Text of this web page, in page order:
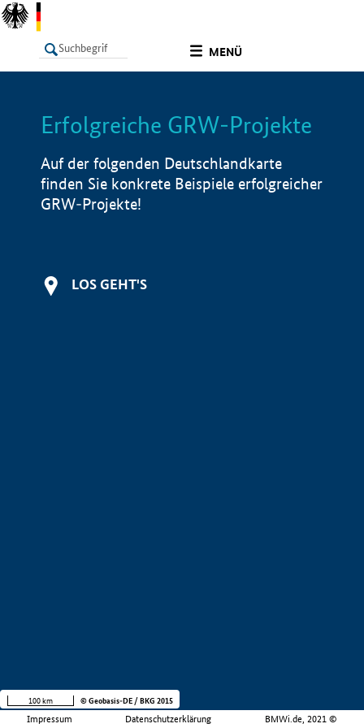
MENÜ
LISTE Info
Erfolgreiche GRW-Projekte
Auf der folgenden Deutschlandkarte
finden Sie konkrete Beispiele erfolgreicher
GRW-Projekte!
LOS GEHT'S
Impressum Datenschutzerklärung BMWi.de, 2021 ©
100 km © Geobasis-DE / BKG 2015